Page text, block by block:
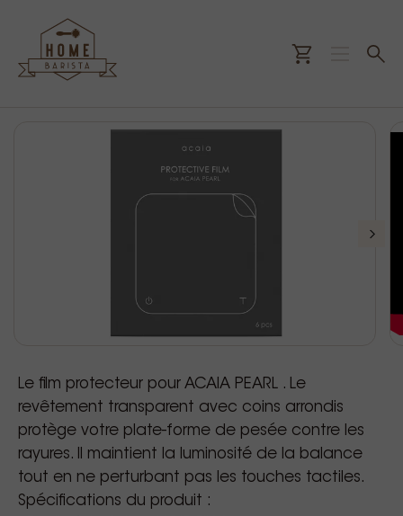
Le film protecteur pour ACAIA PEARL . Le
revêtement transparent avec coins arrondis
protège votre plate-forme de pesée contre les
rayures. Il maintient la luminosité de la balance
tout en ne perturbant pas les touches tactiles.
Spécifications du produit :